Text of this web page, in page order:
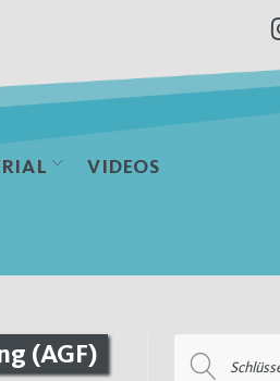
VIDEOS
(AGF)
nach: